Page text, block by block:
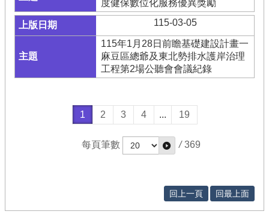
度健保數位化服務優異獎勵
115-03-05
115年1月28日前瞻基礎建設計畫一
麻豆區總爺及東北勢排水護岸治理
工程第2場公聽會會議紀錄
1 2 3 4 ... 19
每頁筆數 / 369
回上一頁 回最上面